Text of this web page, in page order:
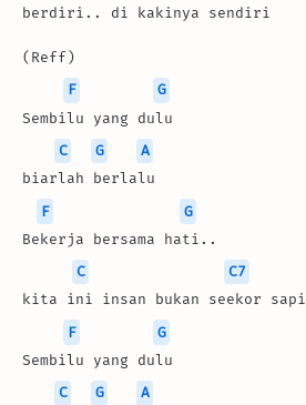
berdiri.. di kakinya sendiri
(Reff)
F
G
Sembilu yang dulu
C
G
A
biarlah berlalu
F
G
Bekerja bersama hati..
C
C7
kita ini insan bukan seekor sapi
F
G
Sembilu yang dulu
C
G
A